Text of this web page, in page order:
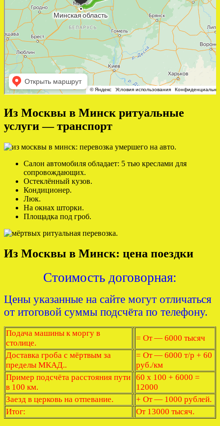
Из Москвы в Минск ритуальные
услуги — транспорт
Салон автомобиля обладает: 5 тью креслами для
сопровождающих.
Остеклённый кузов.
Кондиционер.
Люк.
На окнах шторки.
Площадка под гроб.
Из Москвы в Минск: цена поездки
Стоимость договорная:
Цены указанные на сайте могут отличаться
от итоговой суммы подсчёта по телефону.
Подача машины к моргу в
столице.
= От — 6000 тысяч
Доставка гроба с мёртвым за
пределы МКАД..
= От — 6000 т/р + 60
руб./км
Пример подсчёта расстояния пути
в 100 км.
60 x 100 + 6000 =
12000
Заезд в церковь на отпевание.
+ От — 1000 рублей.
Итог:
От 13000 тысяч.